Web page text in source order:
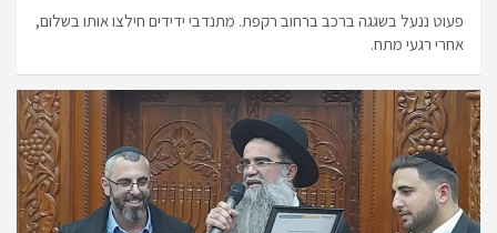
פעוט ננעל בשגגה ברכב ברחוב רקפת. מתנדבי ידידים חילצו אותו בשלום,
אחרי רגעי מתח.